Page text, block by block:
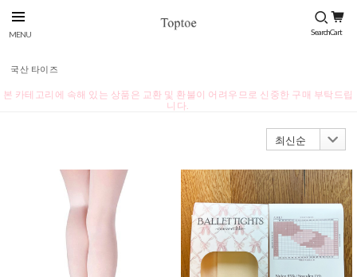
국산 타이즈
본 카테고리에 속해 있는 상품은 교환 및 환불이 어려우므로 신중한 구매 부탁드립
니다.